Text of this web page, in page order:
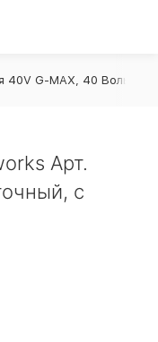
40V G-MAX, 40 Вольт
Арт.
c